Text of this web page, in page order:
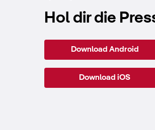
Hol dir die
Download Android
Download iOS